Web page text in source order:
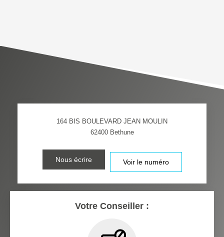
TAUX DE PROPRIÉTAIRES
PART DES MÉNAGES SANS
ECOLES ET CRÈCHES
COMMERCES
164 BIS BOULEVARD JEAN MOULIN
62400 Bethune
Nous écrire Voir le numéro
Votre Conseiller :